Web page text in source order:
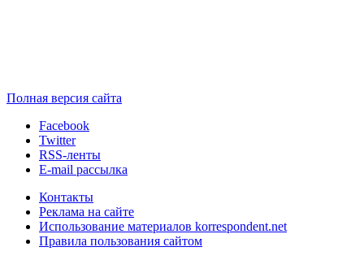
Полная версия сайта
Facebook
Twitter
RSS-ленты
E-mail рассылка
Контакты
Реклама на сайте
Использование материалов korrespondent.net
Правила пользования сайтом